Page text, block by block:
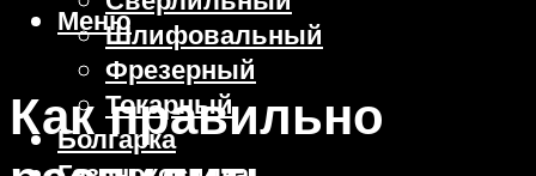
Шлифовальный
Фрезерный
Токарный
Болгарка
Меню
Как правильно